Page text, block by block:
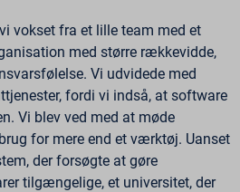
vokset fra et lille team med et
med større rækkevidde,
Vi udvidede med
fordi vi indså, at software
Vi blev ved med at møde
for mere end et værktøj. Uanset
der forsøgte at gøre
tilgængelige, et universitet, der